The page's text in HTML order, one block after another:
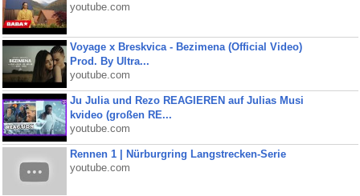
youtube.com
Voyage x Breskvica - Bezimena (Official Video)
Prod. By Ultra...
youtube.com
Ju Julia und Rezo REAGIEREN auf Julias Musi
kvideo (großen RE...
youtube.com
Rennen 1 | Nürburgring Langstrecken-Serie
youtube.com